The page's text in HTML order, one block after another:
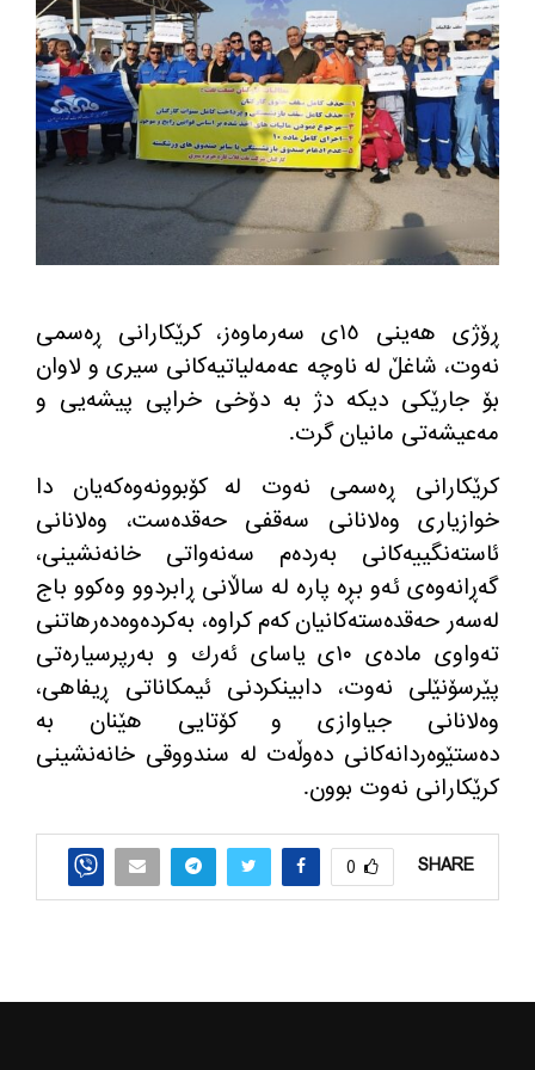
ڕۆژی هه‌ینی ١٥ی سه‌رماوه‌ز، كرێكارانی ڕه‌سمی
نه‌وت، شاغڵ له‌ ناوچه‌ عه‌مه‌لیاتیه‌كانی سیری و لاوان
بۆ جارێكی دیكه‌ دژ به‌ دۆخی خراپی پیشه‌یی و
مه‌عیشه‌تی مانیان گرت.
كرێكارانی ڕه‌سمی نه‌وت له‌ كۆبوونه‌وه‌كه‌یان دا
خوازیاری وه‌لانانی سه‌قفی حه‌قده‌ست، وه‌لانانی
ئاسته‌نگییه‌كانی به‌رده‌م سه‌نه‌واتی خانه‌نشینی،
گه‌ڕانه‌وه‌ی ئه‌و بڕه پاره‌ له‌ ساڵانی ڕابردوو وه‌كوو باج
له‌سه‌ر حه‌قده‌سته‌كانیان كه‌م كراوه‌، به‌كرده‌وه‌ده‌رهاتنی
ته‌واوی ماده‌ی ١٠ی یاسای ئه‌رك و به‌رپرسیاره‌تی
پێرسۆنێلی نه‌وت، دابینكردنی ئیمكاناتی ڕیفاهی،
وه‌لانانی جیاوازی و كۆتایی هێنان به‌
ده‌ستێوه‌ردانه‌كانی ده‌وڵه‌ت له‌ سندووقی خانه‌نشینی
كرێكارانی نه‌وت بوون.
SHARE
0